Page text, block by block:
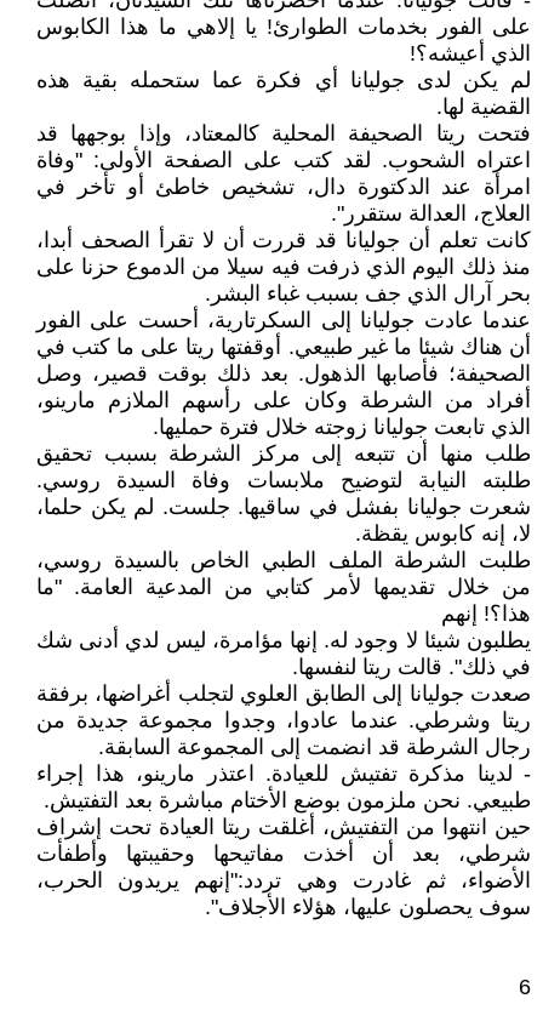
على الفور بخدمات الطوارئ! يا إلاهي ما هذا الكابوس
الذي أعيشه؟!
لم يكن لدى جوليانا أي فكرة عما ستحمله بقية هذه
القضية لها.
فتحت ريتا الصحيفة المحلية كالمعتاد، وإذا بوجهها قد
اعتراه الشحوب. لقد كتب على الصفحة الأولى: "وفاة
امرأة عند الدكتورة دال، تشخيص خاطئ أو تأخر في
العلاج، العدالة ستقرر".
كانت تعلم أن جوليانا قد قررت أن لا تقرأ الصحف أبدا،
منذ ذلك اليوم الذي ذرفت فيه سيلا من الدموع حزنا على
بحر آرال الذي جف بسبب غباء البشر.
عندما عادت جوليانا إلى السكرتارية، أحست على الفور
أن هناك شيئا ما غير طبيعي. أوقفتها ريتا على ما كتب في
الصحيفة؛ فأصابها الذهول. بعد ذلك بوقت قصير، وصل
أفراد من الشرطة وكان على رأسهم الملازم مارينو،
الذي تابعت جوليانا زوجته خلال فترة حمليها.
طلب منها أن تتبعه إلى مركز الشرطة بسبب تحقيق
طلبته النيابة لتوضيح ملابسات وفاة السيدة روسي.
شعرت جوليانا بفشل في ساقيها. جلست. لم يكن حلما،
لا، إنه كابوس يقظة.
طلبت الشرطة الملف الطبي الخاص بالسيدة روسي،
من خلال تقديمها لأمر كتابي من المدعية العامة. "ما
هذا؟! إنهم
يطلبون شيئا لا وجود له. إنها مؤامرة، ليس لدي أدنى شك
في ذلك". قالت ريتا لنفسها.
صعدت جوليانا إلى الطابق العلوي لتجلب أغراضها، برفقة
ريتا وشرطي. عندما عادوا، وجدوا مجموعة جديدة من
رجال الشرطة قد انضمت إلى المجموعة السابقة.
- لدينا مذكرة تفتيش للعيادة. اعتذر مارينو، هذا إجراء
طبيعي. نحن ملزمون بوضع الأختام مباشرة بعد التفتيش.
حين انتهوا من التفتيش، أغلقت ريتا العيادة تحت إشراف
شرطي، بعد أن أخذت مفاتيحها وحقيبتها وأطفأت
الأضواء، ثم غادرت وهي تردد:"إنهم يريدون الحرب،
سوف يحصلون عليها، هؤلاء الأجلاف".
6